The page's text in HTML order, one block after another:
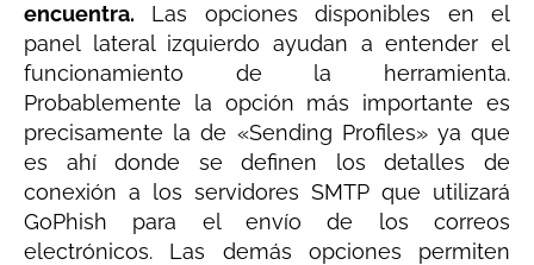
encuentra. Las opciones disponibles en el
panel lateral izquierdo ayudan a entender el
funcionamiento de la herramienta.
Probablemente la opción más importante es
precisamente la de «Sending Profiles» ya que
es ahí donde se definen los detalles de
conexión a los servidores SMTP que utilizará
GoPhish para el envío de los correos
electrónicos. Las demás opciones permiten